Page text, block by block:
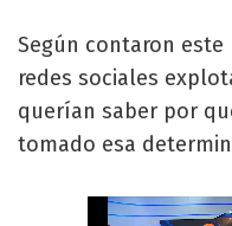
Según contaron
redes sociales
querían saber por
tomado esa